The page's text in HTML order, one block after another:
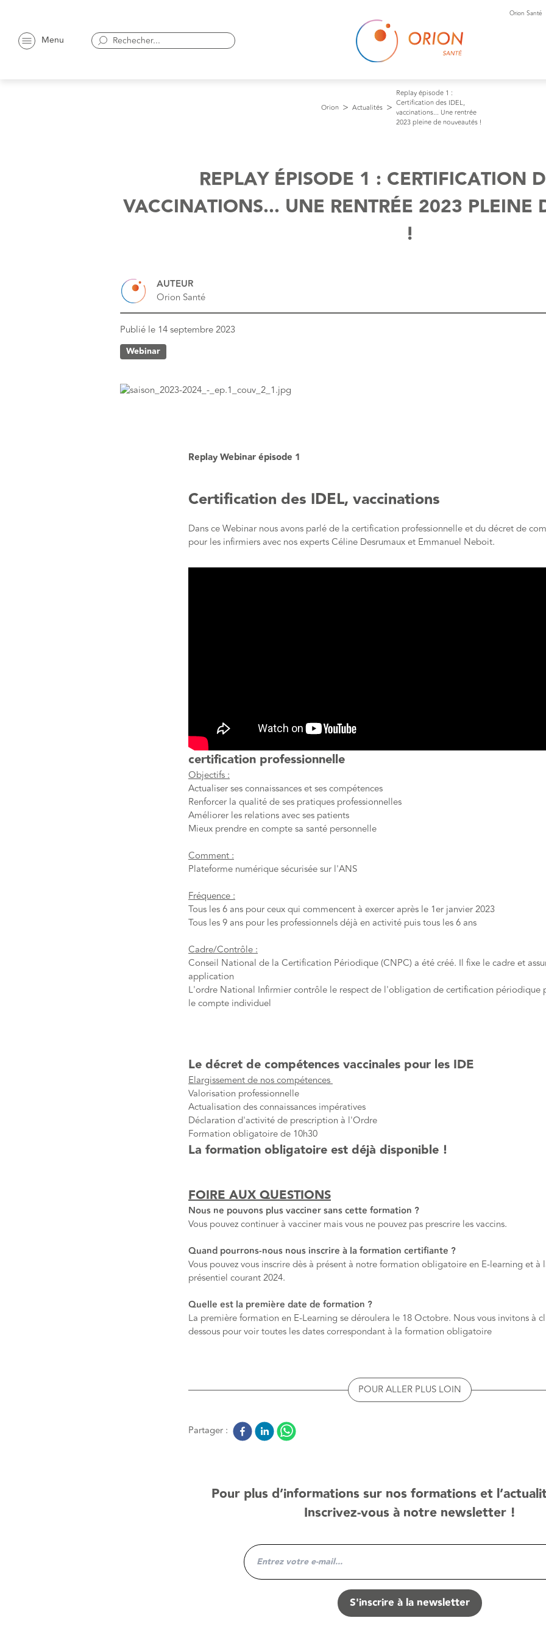
Orion Santé
Menu
Orion Actualités
Replay épisode 1 :
Certification des IDEL,
vaccinations... Une rentrée
2023 pleine de nouveautés !
REPLAY ÉPISODE 1 : CERTIFICATION
VACCINATIONS... UNE RENTRÉE 2023 PLEINE
!
AUTEUR
Orion Santé
Publié le 14 septembre 2023
Webinar
Replay Webinar épisode 1
Certification des IDEL, vaccinations
Dans ce Webinar nous avons parlé de la certification professionnelle et du décret de
pour les infirmiers avec nos experts Céline Desrumaux et Emmanuel Neboit.
certification professionnelle
Objectifs :
Actualiser ses connaissances et ses compétences
Renforcer la qualité de ses pratiques professionnelles
Améliorer les relations avec ses patients
Mieux prendre en compte sa santé personnelle
Comment :
Plateforme numérique sécurisée sur l'ANS
Fréquence :
Tous les 6 ans pour ceux qui commencent à exercer après le 1er janvier 2023
Tous les 9 ans pour les professionnels déjà en activité puis tous les 6 ans
Cadre/Contrôle :
Conseil National de la Certification Périodique (CNPC) a été créé. Il fixe le cadre et
application
L'ordre National Infirmier contrôle le respect de l'obligation de certification périodique
le compte individuel
Le décret de compétences vaccinales pour les IDE
Elargissement de nos compétences
Valorisation professionnelle
Actualisation des connaissances impératives
Déclaration d'activité de prescription à l'Ordre
Formation obligatoire de 10h30
La formation obligatoire est déjà disponible !
FOIRE AUX QUESTIONS
Nous ne pouvons plus vacciner sans cette formation ?
Vous pouvez continuer à vacciner mais vous ne pouvez pas prescrire les vaccins.
Quand pourrons-nous nous inscrire à la formation certifiante ?
Vous pouvez vous inscrire dès à présent à notre formation obligatoire en E-learning et à
présentiel courant 2024.
Quelle est la première date de formation ?
La première formation en E-Learning se déroulera le 18 Octobre. Nous vous invitons à
dessous pour voir toutes les dates correspondant à la formation obligatoire
POUR ALLER PLUS LOIN
Partager :
Pour plus d’informations sur nos formations et
Inscrivez-vous à notre newsletter !
S'inscrire à la newsletter